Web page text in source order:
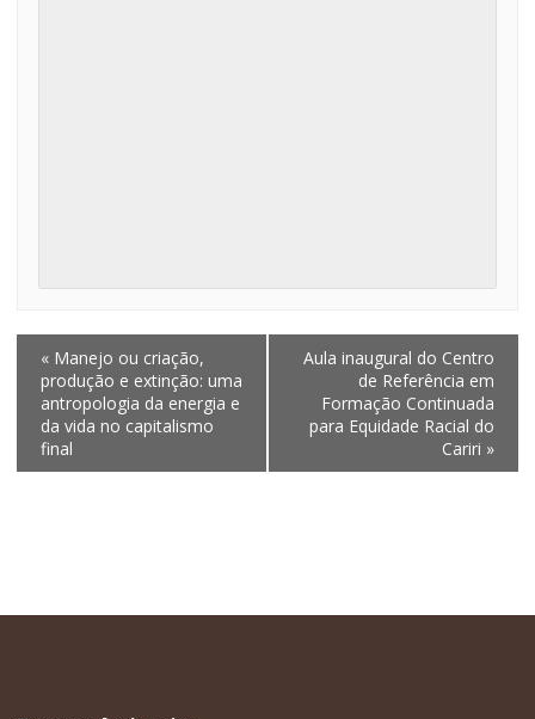
« Manejo ou criação,
produção e extinção: uma
antropologia da energia e
da vida no capitalismo
final
Aula inaugural do Centro
de Referência em
Formação Continuada
para Equidade Racial do
Cariri »